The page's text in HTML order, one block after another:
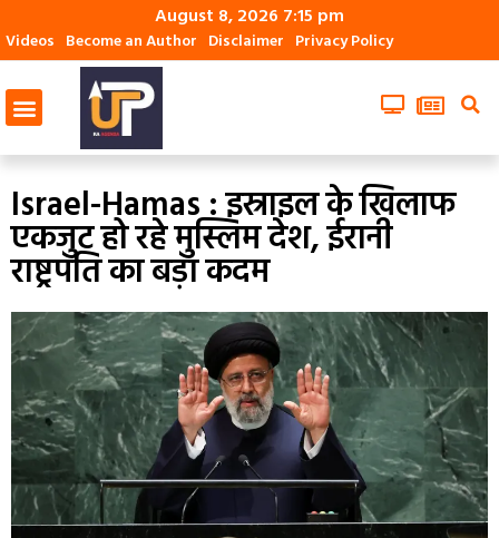
August 8, 2026 7:15 pm
Videos Become an Author Disclaimer Privacy Policy
Israel-Hamas : इस्राइल के खिलाफ
एकजुट हो रहे मुस्लिम देश, ईरानी
राष्ट्रपति का बड़ा कदम